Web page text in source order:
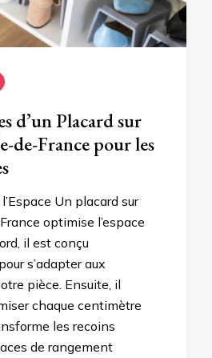
d’un Placard sur
de-France pour les
Un placard sur
optimise l’espace
il est conçu
s’adapter aux
pièce. Ensuite, il
chaque centimètre
les recoins
de rangement